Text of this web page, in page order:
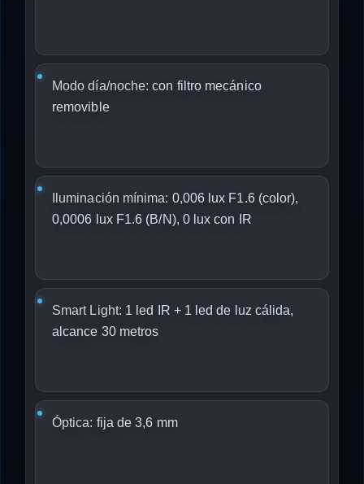
Modo día/noche: con filtro mecánico
removible
Iluminación mínima: 0,006 lux F1.6 (color),
0,0006 lux F1.6 (B/N), 0 lux con IR
Smart Light: 1 led IR + 1 led de luz cálida,
alcance 30 metros
Óptica: fija de 3,6 mm